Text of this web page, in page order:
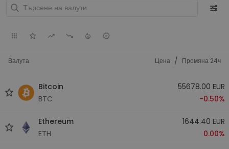
Валута Цена / Промяна 24ч
Bitcoin
BTC
55678.00 EUR
-0.50%
Ethereum
ETH
1644.40 EUR
0.00%